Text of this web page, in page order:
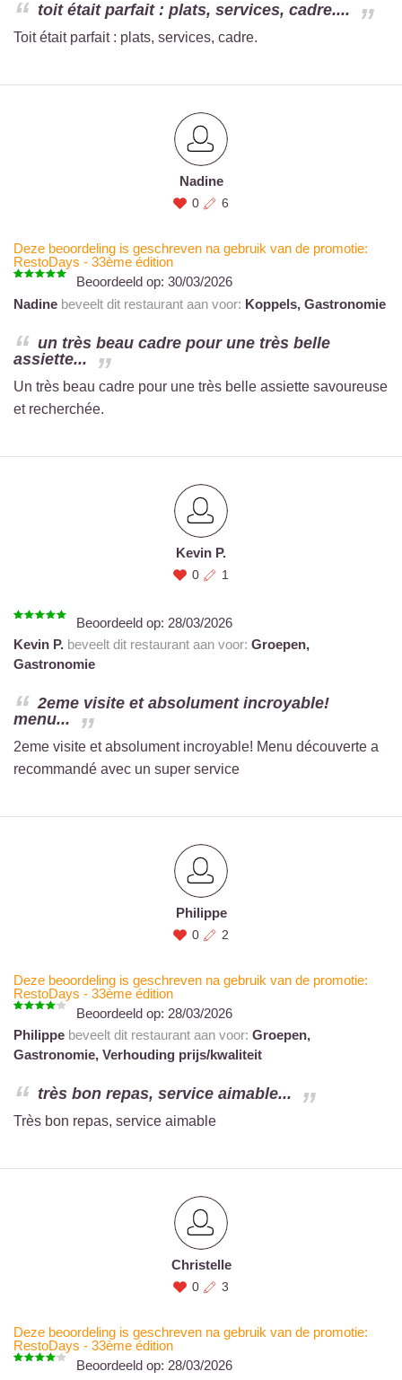
toit était parfait : plats, services, cadre....
Toit était parfait : plats, services, cadre.
Nadine
0 6
Deze beoordeling is geschreven na gebruik van de promotie:
RestoDays - 33ème édition
Beoordeeld op: 30/03/2026
Nadine beveelt dit restaurant aan voor: Koppels, Gastronomie
un très beau cadre pour une très belle
assiette...
Un très beau cadre pour une très belle assiette savoureuse
et recherchée.
Kevin P.
0 1
Beoordeeld op: 28/03/2026
Kevin P. beveelt dit restaurant aan voor: Groepen,
Gastronomie
2eme visite et absolument incroyable!
menu...
2eme visite et absolument incroyable! Menu découverte a
recommandé avec un super service
Philippe
0 2
Deze beoordeling is geschreven na gebruik van de promotie:
RestoDays - 33ème édition
Beoordeeld op: 28/03/2026
Philippe beveelt dit restaurant aan voor: Groepen,
Gastronomie, Verhouding prijs/kwaliteit
très bon repas, service aimable...
Très bon repas, service aimable
Christelle
0 3
Deze beoordeling is geschreven na gebruik van de promotie:
RestoDays - 33ème édition
Beoordeeld op: 28/03/2026